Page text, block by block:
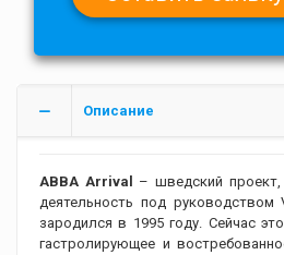
Описание
ABBA Arrival
– шведский
деятельность под руководством
зародился в 1995 году. Сейчас
гастролирующее и